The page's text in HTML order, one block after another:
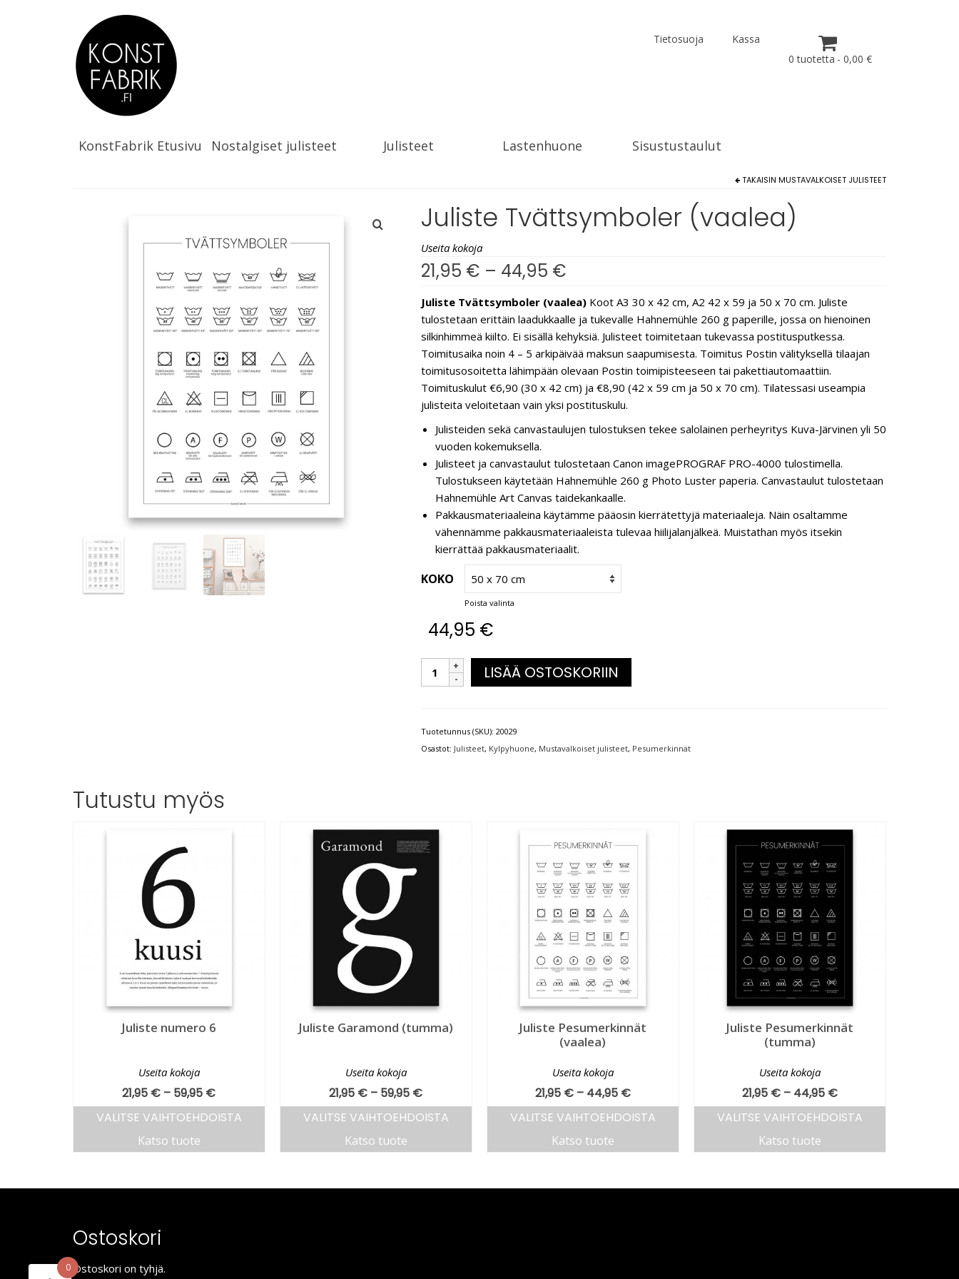
Tietosuoja
Kassa
0 tuotetta
0,00 €
KonstFabrik Etusivu Nostalgiset julisteet Julisteet Lastenhuone Sisustustaulut
TAKAISIN MUSTAVALKOISET JULISTEET
Juliste Tvättsymboler (vaalea)
Useita kokoja
21,95 € – 44,95 €
Juliste Tvättsymboler (vaalea)Koot A3 30 x 42 cm, A2 42 x 59 ja 50 x 70 cm. Juliste
tulostetaan erittäin laadukkaalle ja tukevalle Hahnemühle 260 g paperille, jossa on hienoinen
silkinhimmeä kiilto. Ei sisällä kehyksiä. Julisteet toimitetaan tukevassa postitusputkessa.
Toimitusaika noin 4 – 5 arkipäivää maksun saapumisesta. Toimitus Postin välityksellä tilaajan
toimitusosoitetta lähimpään olevaan Postin toimipisteeseen tai pakettiautomaattiin.
Toimituskulut €6,90 (30 x 42 cm) ja €8,90 (42 x 59 cm ja 50 x 70 cm). Tilatessasi useampia
julisteita veloitetaan vain yksi postituskulu.
Julisteiden sekä canvastaulujen tulostuksen tekee salolainen perheyritys Kuva-Järvinen yli 50
vuoden kokemuksella.
Julisteet ja canvastaulut tulostetaan Canon imagePROGRAF PRO-4000 tulostimella.
Tulostukseen käytetään Hahnemühle 260 g Photo Luster paperia. Canvastaulut tulostetaan
Hahnemühle Art Canvas taidekankaalle.
Pakkausmateriaaleina käytämme pääosin kierrätettyjä materiaaleja. Näin osaltamme
vähennämme pakkausmateriaaleista tulevaa hiilijalanjälkeä. Muistathan myös itsekin
kierrättää pakkausmateriaalit.
KOKO
Poista valinta
44,95 €
LISÄÄ OSTOSKORIIN
Tuotetunnus (SKU): 20029
Osastot: Julisteet, Kylpyhuone, Mustavalkoiset julisteet, Pesumerkinnät
Tutustu myös
Juliste numero 6
Useita kokoja
21,95 € – 59,95 €
VALITSE VAIHTOEHDOISTA
Katso tuote
Juliste Garamond (tumma)
Useita kokoja
21,95 € – 59,95 €
VALITSE VAIHTOEHDOISTA
Katso tuote
Juliste Pesumerkinnät
(vaalea)
Useita kokoja
21,95 € – 44,95 €
VALITSE VAIHTOEHDOISTA
Katso tuote
Juliste Pesumerkinnät
(tumma)
Useita kokoja
21,95 € – 44,95 €
VALITSE VAIHTOEHDOISTA
Katso tuote
Ostoskori
Ostoskori on tyhjä.
0